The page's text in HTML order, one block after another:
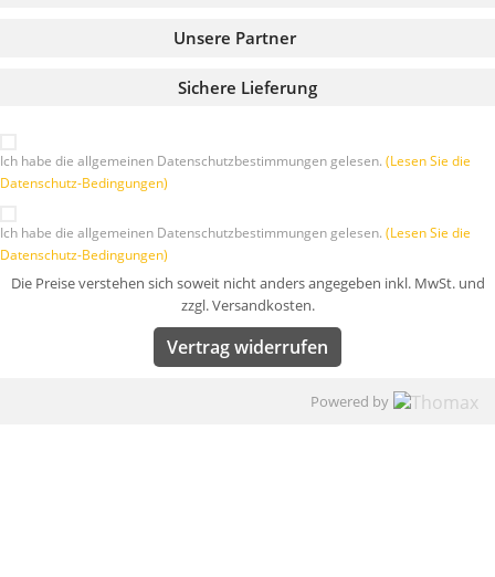
Sichere Lieferung
Unsere Partner
Ich habe die allgemeinen Datenschutzbestimmungen gelesen. (Lesen Sie die
Datenschutz-Bedingungen)
Ich habe die allgemeinen Datenschutzbestimmungen gelesen. (Lesen Sie die
Datenschutz-Bedingungen)
Die Preise verstehen sich soweit nicht anders angegeben inkl. MwSt. und
zzgl. Versandkosten.
Vertrag widerrufen
Powered by